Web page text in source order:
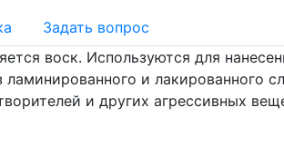
Задать вопрос
воск. Используются для
и лакированного
и других агрессивных